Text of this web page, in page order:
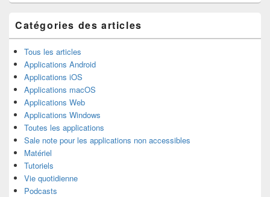
latérale
Catégories des articles
Tous les articles
Applications Android
Applications iOS
Applications macOS
Applications Web
Applications Windows
Toutes les applications
Sale note pour les applications non accessibles
Matériel
Tutoriels
Vie quotidienne
Podcasts